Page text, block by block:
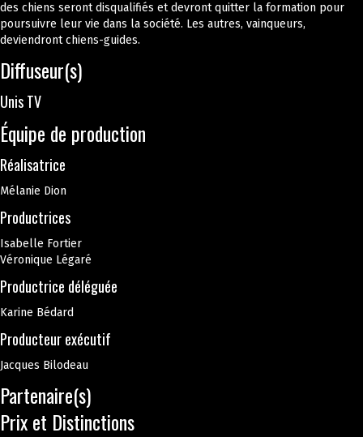
des chiens seront disqualifiés et devront quitter la formation pour
poursuivre leur vie dans la société. Les autres, vainqueurs,
deviendront chiens-guides.
Diffuseur(s)
Unis TV
Équipe de production
Réalisatrice
Mélanie Dion
Productrices
Isabelle Fortier
Véronique Légaré
Productrice déléguée
Karine Bédard
Producteur exécutif
Jacques Bilodeau
Partenaire(s)
Prix et Distinctions